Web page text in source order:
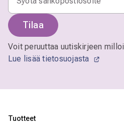
Tilaa
Voit peruuttaa uutiskirjeen
Lue lisää tietosuojasta
Tuotteet